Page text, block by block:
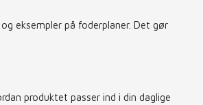
eksempler på foderplaner. Det gør
produktet passer ind i din daglige